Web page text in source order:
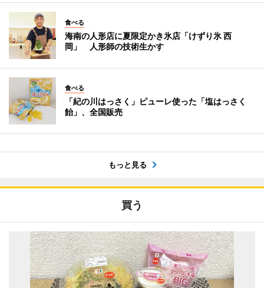
食べる
海南の人形店に夏限定かき氷店「けずり氷 西
岡」 人形師の技術生かす
食べる
「紀の川はっさく」ピューレ使った「塩はっさく
飴」、全国販売
もっと見る
買う